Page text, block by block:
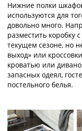
Нижние полки
используются для
довольно много.
разместить коробку
текущем сезоне, но
выход» или
кроватью или
запасных одеял,
постельного белья.